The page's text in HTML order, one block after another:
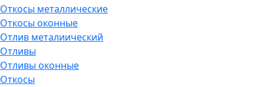
Откосы металлические
Откосы оконные
Отлив металиический
Отливы
Отливы оконные
Откосы